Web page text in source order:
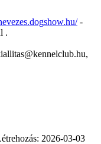
-
.
2026-03-03